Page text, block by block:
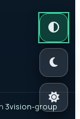
3vision-group
Mode
Mode
Mode clair